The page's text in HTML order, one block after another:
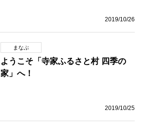
2019/10/26
まなぶ
ようこそ「寺家ふるさと村 四季の
家」へ！
2019/10/25